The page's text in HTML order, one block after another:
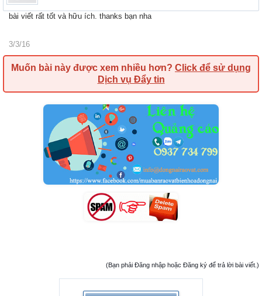
bài viết rất tốt và hữu ích. thanks bạn nha
3/3/16
Muốn bài này được xem nhiều hơn? Click để sử dụng
Dịch vụ Đẩy tin
(Bạn phải Đăng nhập hoặc Đăng ký để trả lời bài viết.)